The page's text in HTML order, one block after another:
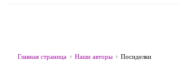
Главная страница Наши авторы Посиделки